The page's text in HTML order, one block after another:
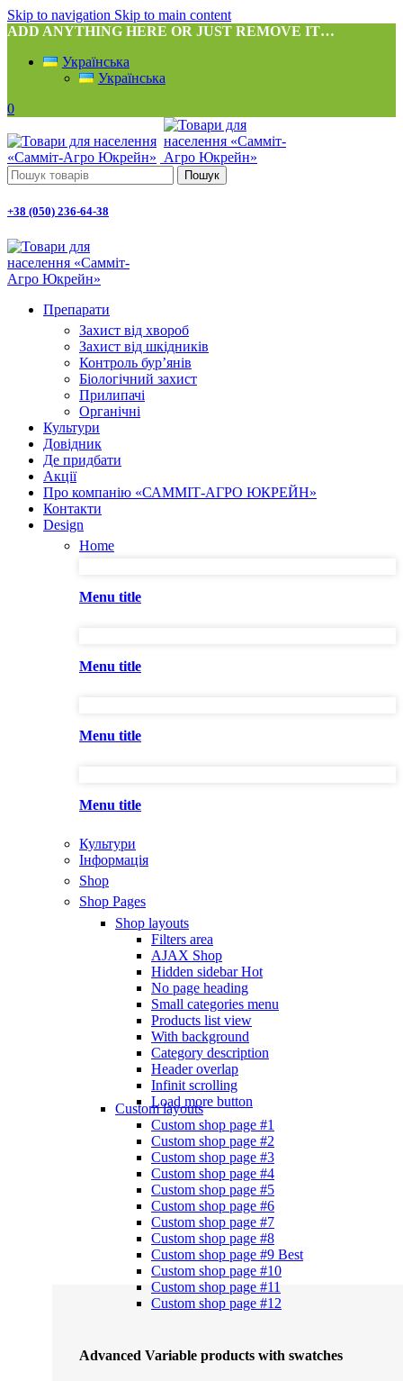
Skip to navigation Skip to main content
ADD ANYTHING HERE OR JUST REMOVE IT…
Українська
Українська
0
Пошук
+38 (050) 236-64-38
Препарати
Захист від хвороб
Захист від шкідників
Контроль бур’янів
Біологічний захист
Прилипачі
Органічні
Культури
Довідник
Де придбати
Акції
Про компанію «САММІТ-АГРО ЮКРЕЙН»
Контакти
Design
Home
Menu title
Menu title
Menu title
Menu title
Культури
Інформація
Shop
Shop Pages
Shop layouts
Filters area
AJAX Shop
Hidden sidebarHot
No page heading
Small categories menu
Products list view
With background
Category description
Header overlap
Infinit scrolling
Load more button
Custom layouts
Custom shop page #1
Custom shop page #2
Custom shop page #3
Custom shop page #4
Custom shop page #5
Custom shop page #6
Custom shop page #7
Custom shop page #8
Custom shop page #9 Best
Custom shop page #10
Custom shop page #11
Custom shop page #12
Advanced Variable products with swatches